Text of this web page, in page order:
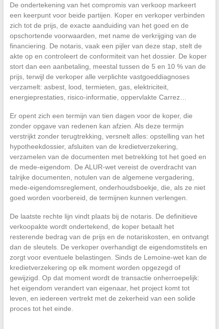
De ondertekening van het compromis van verkoop markeert
een keerpunt voor beide partijen. Koper en verkoper verbinden
zich tot de prijs, de exacte aanduiding van het goed en de
opschortende voorwaarden, met name de verkrijging van de
financiering. De notaris, vaak een pijler van deze stap, stelt de
akte op en controleert de conformiteit van het dossier. De koper
stort dan een aanbetaling, meestal tussen de 5 en 10 % van de
prijs, terwijl de verkoper alle verplichte vastgoeddiagnoses
verzamelt: asbest, lood, termieten, gas, elektriciteit,
energieprestaties, risico-informatie, oppervlakte Carrez…
Er opent zich een termijn van tien dagen voor de koper, die
zonder opgave van redenen kan afzien. Als deze termijn
verstrijkt zonder terugtrekking, versnelt alles: opstelling van het
hypotheekdossier, afsluiten van de kredietverzekering,
verzamelen van de documenten met betrekking tot het goed en
de mede-eigendom. De ALUR-wet vereist de overdracht van
talrijke documenten, notulen van de algemene vergadering,
mede-eigendomsreglement, onderhoudsboekje, die, als ze niet
goed worden voorbereid, de termijnen kunnen verlengen.
De laatste rechte lijn vindt plaats bij de notaris. De definitieve
verkoopakte wordt ondertekend, de koper betaalt het
resterende bedrag van de prijs en de notariskosten, en ontvangt
dan de sleutels. De verkoper overhandigt de eigendomstitels en
zorgt voor eventuele belastingen. Sinds de Lemoine-wet kan de
kredietverzekering op elk moment worden opgezegd of
gewijzigd. Op dat moment wordt de transactie onherroepelijk:
het eigendom verandert van eigenaar, het project komt tot
leven, en iedereen vertrekt met de zekerheid van een solide
proces tot het einde.